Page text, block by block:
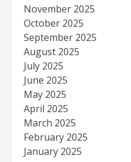
November 2025
October 2025
September 2025
August 2025
July 2025
June 2025
May 2025
April 2025
March 2025
February 2025
January 2025